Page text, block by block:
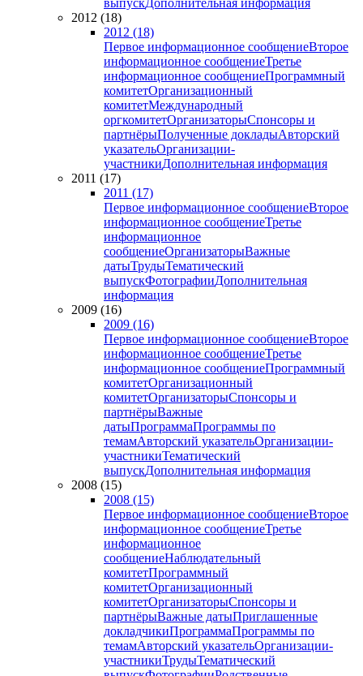
выпускДополнительная информация
2012 (18)
2012 (18)
Первое информационное сообщениеВторое
информационное сообщениеТретье
информационное сообщениеПрограммный
комитетОрганизационный
комитетМеждународный
оргкомитетОрганизаторыСпонсоры и
партнёрыПолученные докладыАвторский
указательОрганизации-
участникиДополнительная информация
2011 (17)
2011 (17)
Первое информационное сообщениеВторое
информационное сообщениеТретье
информационное
сообщениеОрганизаторыВажные
датыТрудыТематический
выпускФотографииДополнительная
информация
2009 (16)
2009 (16)
Первое информационное сообщениеВторое
информационное сообщениеТретье
информационное сообщениеПрограммный
комитетОрганизационный
комитетОрганизаторыСпонсоры и
партнёрыВажные
датыПрограммаПрограммы по
темамАвторский указательОрганизации-
участникиТематический
выпускДополнительная информация
2008 (15)
2008 (15)
Первое информационное сообщениеВторое
информационное сообщениеТретье
информационное
сообщениеНаблюдательный
комитетПрограммный
комитетОрганизационный
комитетОрганизаторыСпонсоры и
партнёрыВажные датыПриглашенные
докладчикиПрограммаПрограммы по
темамАвторский указательОрганизации-
участникиТрудыТематический